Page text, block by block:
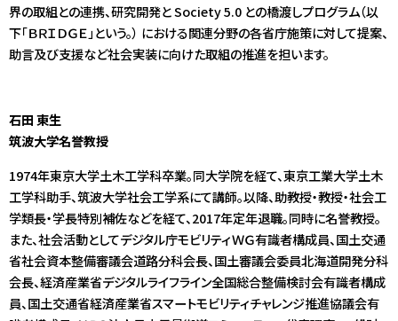
界の取組との連携、研究開発と Society 5.0 との橋渡しプログラム（以
下「ＢＲＩＤＧＥ」という。） における関連分野の各省庁施策に対して提案、
助言及び支援など社会実装に向けた取組の推進を担います。
石田 東生
筑波大学名誉教授
1974年東京大学土木工学科卒業。同大学院を経て、東京工業大学土木
工学科助手、筑波大学社会工学系にて講師。以降、助教授・教授・社会工
学類長・学長特別補佐などを経て、2017年定年退職。同時に名誉教授。
また、社会活動としてデジタル庁モビリティＷＧ有識者構成員、国土交通
省社会資本整備審議会道路分科会長、国土審議会委員北海道開発分科
会長、経済産業省デジタルライフライン全国総合整備検討会有識者構成
員、国土交通省経済産業省スマートモビリティチャレンジ推進協議会有